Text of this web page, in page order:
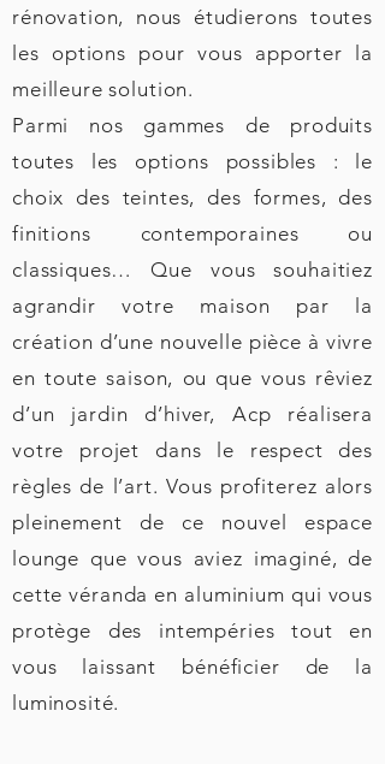
rénovation, nous étudierons toutes
les options pour vous apporter la
meilleure solution.
Parmi nos gammes de produits
toutes les options possibles : le
choix des teintes, des formes, des
finitions contemporaines ou
classiques… Que vous souhaitiez
agrandir votre maison par la
création d’une nouvelle pièce à vivre
en toute saison, ou que vous rêviez
d’un jardin d’hiver, Acp réalisera
votre projet dans le respect des
règles de l’art. Vous profiterez alors
pleinement de ce nouvel espace
lounge que vous aviez imaginé, de
cette véranda en aluminium qui vous
protège des intempéries tout en
vous laissant bénéficier de la
luminosité.